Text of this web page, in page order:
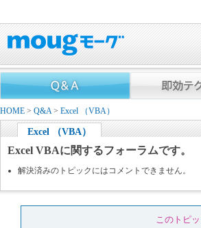
HOME > Q&A> Excel （VBA）
Excel （VBA）
Excel VBAに関するフォーラムです。
解決済みのトピックにはコメントできません。
このトピ